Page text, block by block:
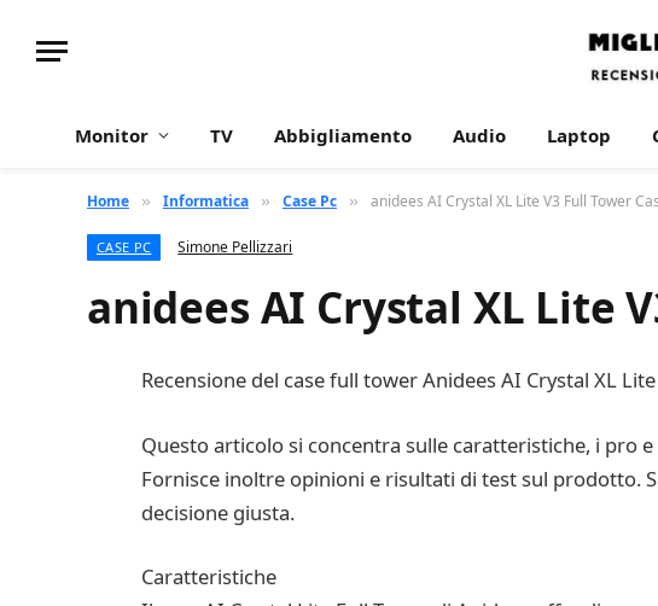
Monitor TV Abbigliamento Audio Laptop
Home » Informatica » Case Pc » anidees AI Crystal XL Lite V3 Full Tower
CASE PC Simone Pellizzari
anidees AI Crystal XL Lite
Recensione del case full tower Anidees AI Crystal XL
Questo articolo si concentra sulle caratteristiche, i pro
Fornisce inoltre opinioni e risultati di test sul prodotto.
decisione giusta.
Caratteristiche